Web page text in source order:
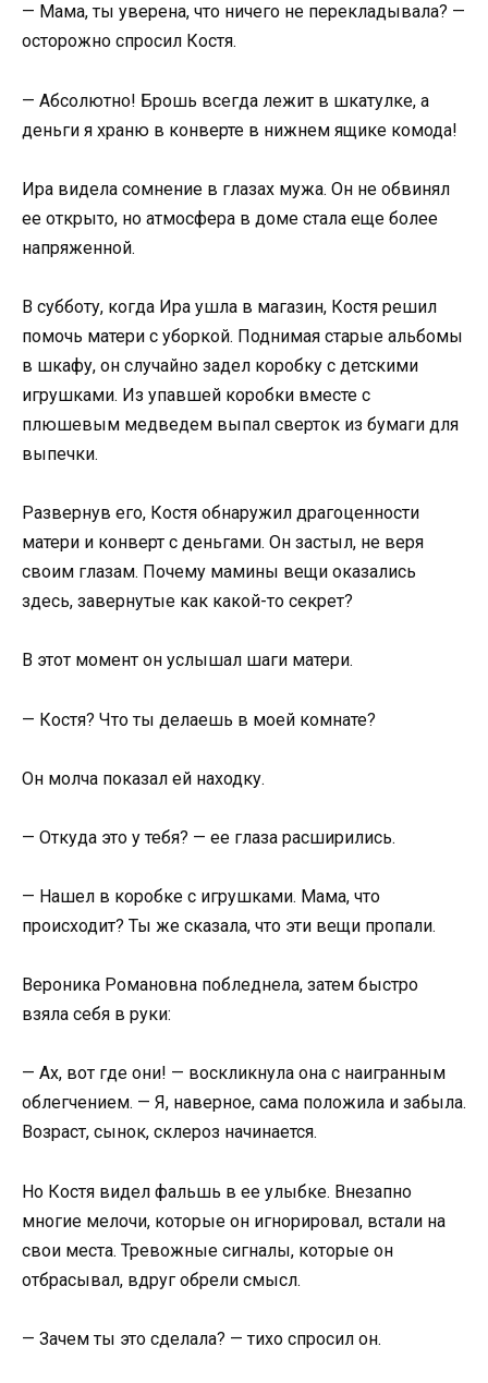
— Мама, ты уверена, что ничего не перекладывала? —
осторожно спросил Костя.
— Абсолютно! Брошь всегда лежит в шкатулке, а
деньги я храню в конверте в нижнем ящике комода!
Ира видела сомнение в глазах мужа. Он не обвинял
ее открыто, но атмосфера в доме стала еще более
напряженной.
В субботу, когда Ира ушла в магазин, Костя решил
помочь матери с уборкой. Поднимая старые альбомы
в шкафу, он случайно задел коробку с детскими
игрушками. Из упавшей коробки вместе с
плюшевым медведем выпал сверток из бумаги для
выпечки.
Развернув его, Костя обнаружил драгоценности
матери и конверт с деньгами. Он застыл, не веря
своим глазам. Почему мамины вещи оказались
здесь, завернутые как какой-то секрет?
В этот момент он услышал шаги матери.
— Костя? Что ты делаешь в моей комнате?
Он молча показал ей находку.
— Откуда это у тебя? — ее глаза расширились.
— Нашел в коробке с игрушками. Мама, что
происходит? Ты же сказала, что эти вещи пропали.
Вероника Романовна побледнела, затем быстро
взяла себя в руки:
— Ах, вот где они! — воскликнула она с наигранным
облегчением. — Я, наверное, сама положила и забыла.
Возраст, сынок, склероз начинается.
Но Костя видел фальшь в ее улыбке. Внезапно
многие мелочи, которые он игнорировал, встали на
свои места. Тревожные сигналы, которые он
отбрасывал, вдруг обрели смысл.
— Зачем ты это сделала? — тихо спросил он.